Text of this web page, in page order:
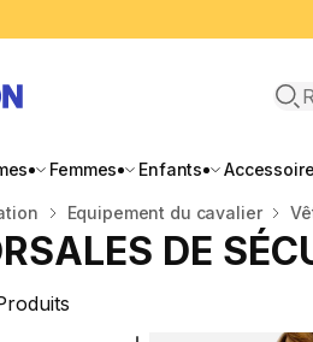
Femmes Enfants
Equipement du cavalier
DE